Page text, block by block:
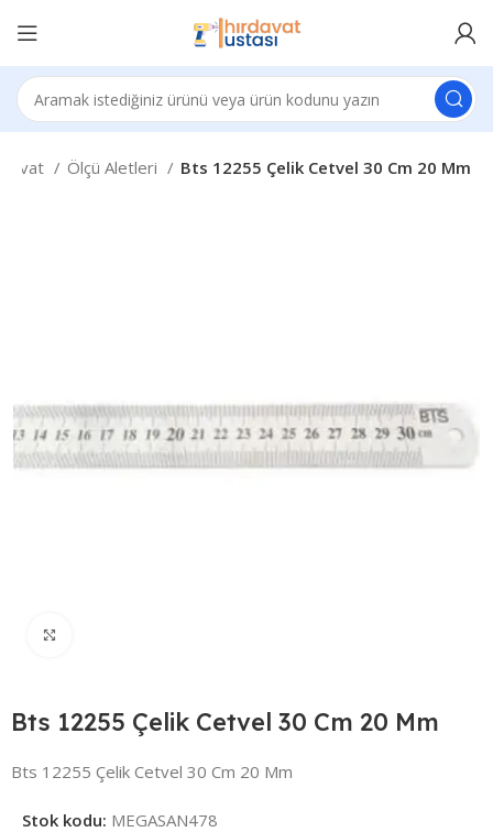
Ölçü Aletleri Bts 12255 Çelik Cetvel 30 Cm 20 Mm
Bts 12255 Çelik Cetvel 30 Cm 20 Mm
Bts 12255 Çelik Cetvel 30 Cm 20 Mm
Stok kodu: MEGASAN478